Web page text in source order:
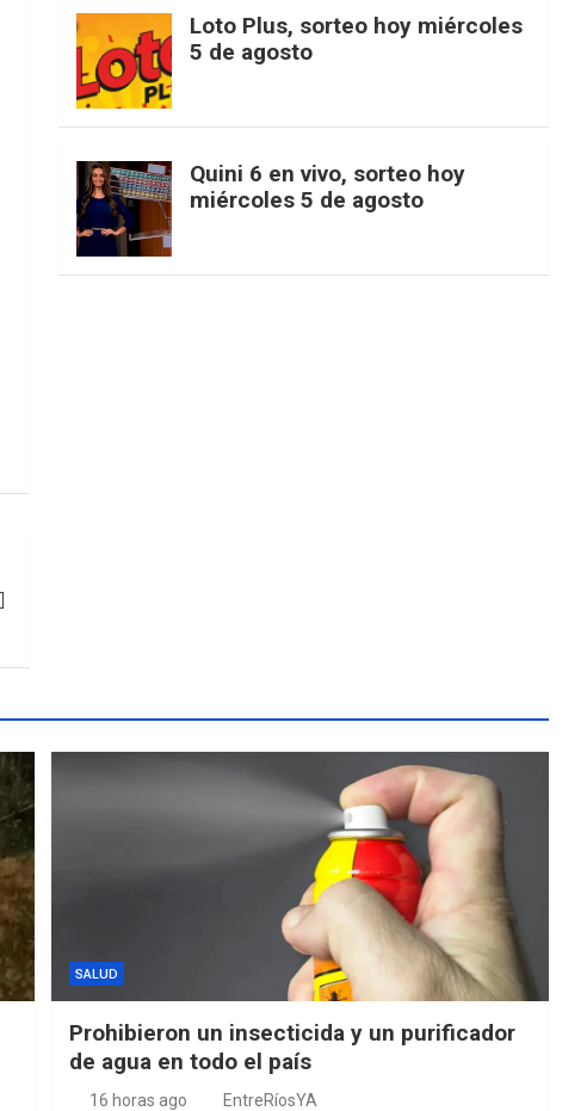
k
e
r
b
Loto Plus, sorteo hoy miércoles
5 de agosto
Quini 6 en vivo, sorteo hoy
miércoles 5 de agosto
SALUD
Prohibieron un insecticida y un purificador
de agua en todo el país
16 horas ago EntreRíosYA